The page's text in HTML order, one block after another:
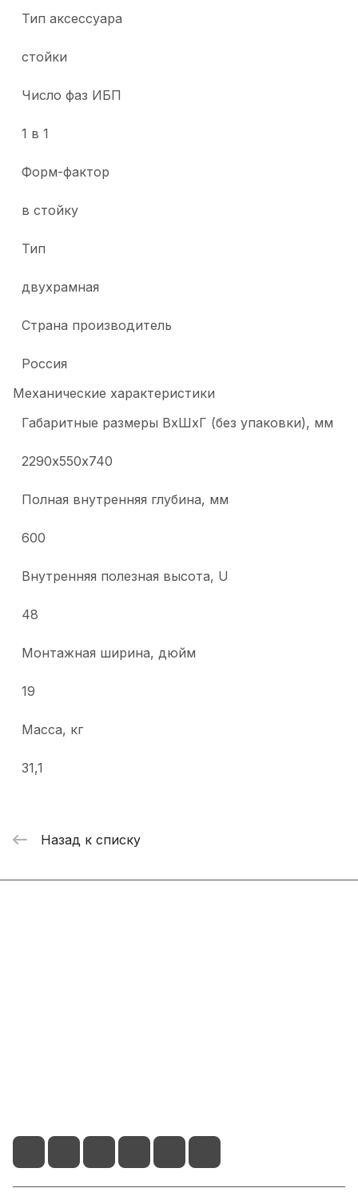
Тип аксессуара
стойки
Число фаз ИБП
1 в 1
Форм-фактор
в стойку
Тип
двухрамная
Страна производитель
Россия
Механические характеристики
Габаритные размеры ВхШхГ (без упаковки), мм
2290х550х740
Полная внутренняя глубина, мм
600
Внутренняя полезная высота, U
48
Монтажная ширина, дюйм
19
Масса, кг
31,1
Назад к списку